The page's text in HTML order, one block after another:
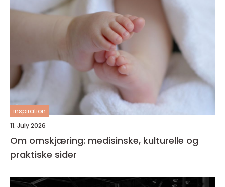
inspiration
11. July 2026
Om omskjæring: medisinske, kulturelle og
praktiske sider